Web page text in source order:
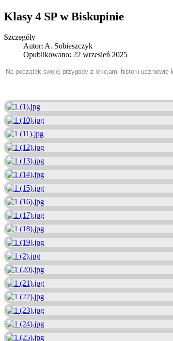
Klasy 4 SP w Biskupinie
Szczegóły
Autor: A. Sobieszczyk
Opublikowano: 22 wrzesień 2025
Na początek swojej przygody z lekcjami historii